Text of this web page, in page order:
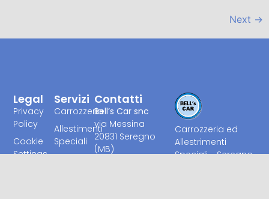
Next →
Carrozzeria ed
Allestrimenti
Speciali - Seregno
Servizi
Carrozzeria
Allestimenti
Speciali
Legal
Privacy
Policy
Cookie
Settings
Contatti
Bell’s Car snc
via Messina
20831 Seregno
(MB)